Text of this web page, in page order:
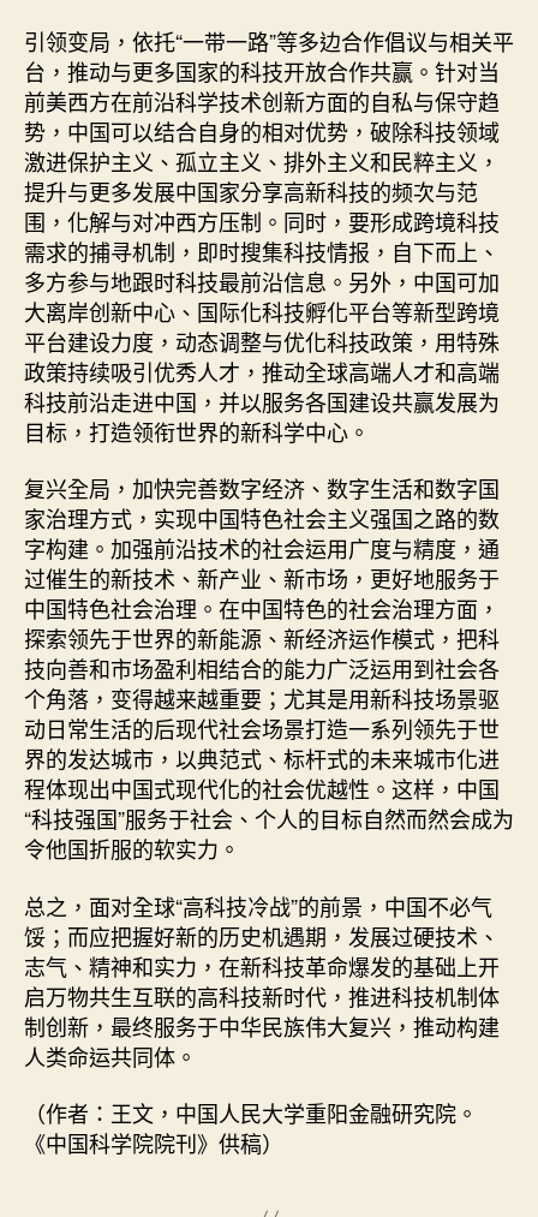
引领变局，依托“一带一路”等多边合作倡议与相关平
台，推动与更多国家的科技开放合作共赢。针对当
前美西方在前沿科学技术创新方面的自私与保守趋
势，中国可以结合自身的相对优势，破除科技领域
激进保护主义、孤立主义、排外主义和民粹主义，
提升与更多发展中国家分享高新科技的频次与范
围，化解与对冲西方压制。同时，要形成跨境科技
需求的捕寻机制，即时搜集科技情报，自下而上、
多方参与地跟时科技最前沿信息。另外，中国可加
大离岸创新中心、国际化科技孵化平台等新型跨境
平台建设力度，动态调整与优化科技政策，用特殊
政策持续吸引优秀人才，推动全球高端人才和高端
科技前沿走进中国，并以服务各国建设共赢发展为
目标，打造领衔世界的新科学中心。
复兴全局，加快完善数字经济、数字生活和数字国
家治理方式，实现中国特色社会主义强国之路的数
字构建。加强前沿技术的社会运用广度与精度，通
过催生的新技术、新产业、新市场，更好地服务于
中国特色社会治理。在中国特色的社会治理方面，
探索领先于世界的新能源、新经济运作模式，把科
技向善和市场盈利相结合的能力广泛运用到社会各
个角落，变得越来越重要；尤其是用新科技场景驱
动日常生活的后现代社会场景打造一系列领先于世
界的发达城市，以典范式、标杆式的未来城市化进
程体现出中国式现代化的社会优越性。这样，中国
“科技强国”服务于社会、个人的目标自然而然会成为
令他国折服的软实力。
总之，面对全球“高科技冷战”的前景，中国不必气
馁；而应把握好新的历史机遇期，发展过硬技术、
志气、精神和实力，在新科技革命爆发的基础上开
启万物共生互联的高科技新时代，推进科技机制体
制创新，最终服务于中华民族伟大复兴，推动构建
人类命运共同体。
（作者：王文，中国人民大学重阳金融研究院。
《中国科学院院刊》供稿）